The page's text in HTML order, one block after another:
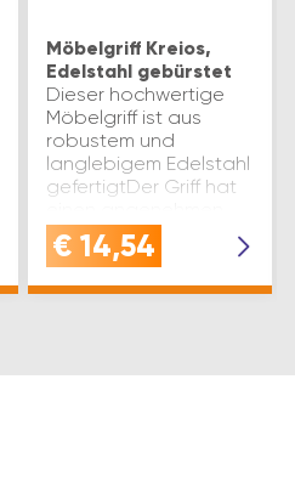
Möbelgriff Kreios,
Edelstahl gebürstet
Dieser hochwertige
Möbelgriff ist aus
robustem und
langlebigem Edelstahl
gefertigtDer Griff hat
Griffkomfort der ein
bequemes Öffnen und
€ 14,54